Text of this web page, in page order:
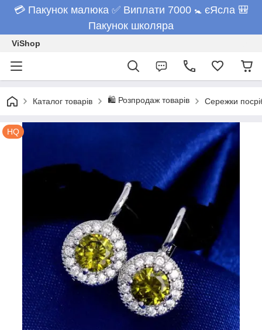
💳 Пакунок малюка ✅ Виплати 7000 🚼 єЯсла 🎒
Пакунок школяра
ViShop
Каталог товарів 🛍 Розпродаж товарів Сережки
HQ